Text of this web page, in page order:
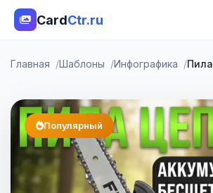
CardCtr.ru
Главная Шаблоны Инфографика Пила
Популярный